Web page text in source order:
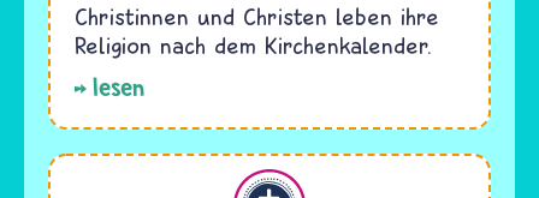
Christinnen und Christen leben ihre
Religion nach dem Kirchenkalender.
lesen
Christentum